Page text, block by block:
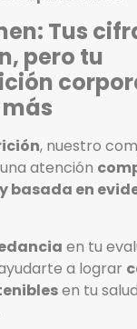
Tus
pero tu
, nuestro
atención
basada en
en tu
a lograr
en tu